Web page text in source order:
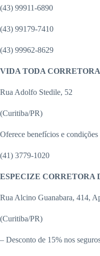
(43) 99911-6890
(43) 99179-7410
(43) 99962-8629
VIDA TODA
Rua Adolfo Stedile, 52
(Curitiba/PR)
Oferece benefícios e
(41) 3779-1020
ESPECIZE CORRETORA
Rua Alcino Guanabara, 414,
(Curitiba/PR)
– Desconto de 15% nos